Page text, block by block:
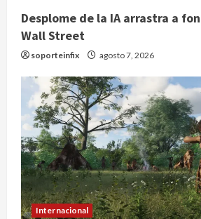
Desplome de la IA arrastra a
Wall Street
soporteinfix agosto 7, 2026
Internacional